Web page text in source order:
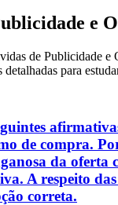
e
de Publicidade e
detalhadas para
de compra.
da oferta
A respeito das
correta.